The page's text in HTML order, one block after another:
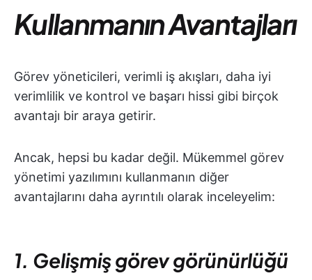
Kullanmanın Avantajları
Görev yöneticileri, verimli iş akışları, daha iyi
verimlilik ve kontrol ve başarı hissi gibi birçok
avantajı bir araya getirir.
Ancak, hepsi bu kadar değil. Mükemmel görev
yönetimi yazılımını kullanmanın diğer
avantajlarını daha ayrıntılı olarak inceleyelim:
1. Gelişmiş görev görünürlüğü